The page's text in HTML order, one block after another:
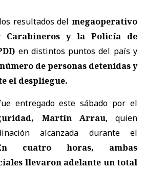
resultados del megaoperativo
Carabineros y la Policía de
en distintos puntos del país y
número de personas detenidas y
el despliegue.
entregado este sábado por el
Martín Arrau, quien
alcanzada durante el
cuatro horas, ambas
llevaron adelante un total